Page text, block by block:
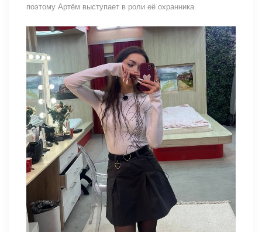
поэтому Артём выступает в роли её охранника.